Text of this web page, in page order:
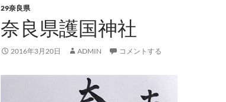
29奈良県
奈良県護国神社
2016年3月20日 ADMIN コメントする